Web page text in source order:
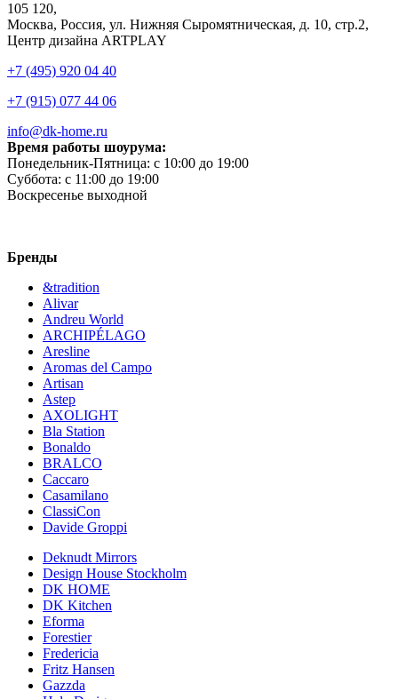
105 120,
Москва, Россия, ул. Нижняя Сыромятническая, д. 10, стр.2,
Центр дизайна ARTPLAY
+7 (495) 920 04 40
+7 (915) 077 44 06
info@dk-home.ru
Время работы шоурума:
Понедельник-Пятница: c 10:00 до 19:00
Суббота: c 11:00 до 19:00
Воскресенье выходной
Бренды
&tradition
Alivar
Andreu World
ARCHIPÉLAGO
Aresline
Aromas del Campo
Artisan
Astep
AXOLIGHT
Bla Station
Bonaldo
BRALCO
Caccaro
Casamilano
ClassiCon
Davide Groppi
Deknudt Mirrors
Design House Stockholm
DK HOME
DK Kitchen
Eforma
Forestier
Fredericia
Fritz Hansen
Gazzda